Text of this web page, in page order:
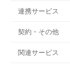
連携サービス
契約・その他
関連サービス